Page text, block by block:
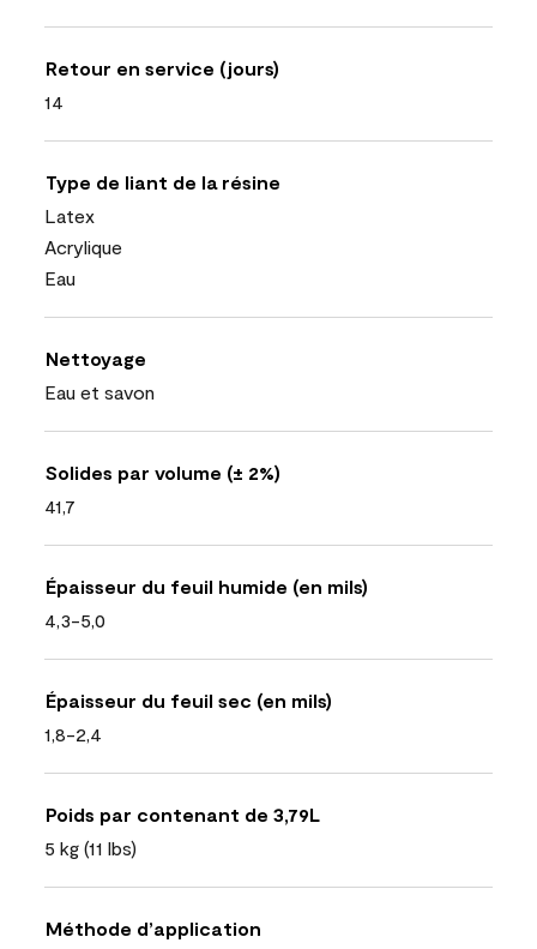
Retour en service (jours)
14
Type de liant de la résine
Latex
Acrylique
Eau
Nettoyage
Eau et savon
Solides par volume (± 2%)
41,7
Épaisseur du feuil humide (en mils)
4,3-5,0
Épaisseur du feuil sec (en mils)
1,8-2,4
Poids par contenant de 3,79L
5 kg (11 lbs)
Méthode d’application